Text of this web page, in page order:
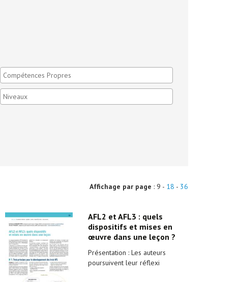
Affichage par page : 9 - 18 - 36
AFL2 et AFL3 : quels
dispositifs et mises en
œuvre dans une leçon ?
Présentation : Les auteurs
poursuivent leur réflexi